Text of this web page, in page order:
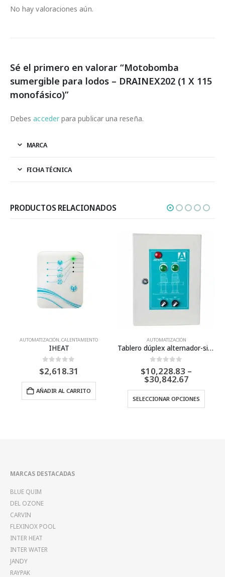
No hay valoraciones aún.
Sé el primero en valorar “Motobomba
sumergible para lodos – DRAINEX202 (1 X 115
monofásico)”
Debesaccederpara publicar una reseña.
MARCA
FICHA TÉCNICA
PRODUCTOS RELACIONADOS
AUTOMATIZACIÓN,CALENTAMIENTO
IHEAT
0Fuera de 5
$2,618.31
AÑADIR AL CARRITO
AUTOMATIZACIÓN
Tablero dúplex alternador-simultaneador para sistema cárcamo – 3 X 220 (trifásico)
0Fuera de 5
$10,228.83 –
$30,842.67Price
through
SELECCIONAR OPCIONES
Este producto tiene múltiples variantes. Las opciones se pueden
MARCAS DESTACADAS
BLUE QUIM
DEL OZONE
CARVIN
FLEXINOX POOL
INTER HEAT
INTER WATER
JANDY
RAYPAK